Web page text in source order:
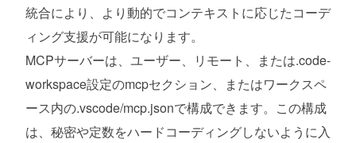
Python
拡張機能の作成
Terminal.shellIntegrationの調整
提案されたAPI
統合により、より動的でコンテキストに応じたコーデ
ィング支援が可能になります。
MCPサーバーは、ユーザー、リモート、または.code-
workspace設定のmcpセクション、またはワークスペ
ース内の.vscode/mcp.jsonで構成できます。この構成
は、秘密や定数をハードコーディングしないように入